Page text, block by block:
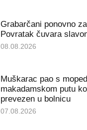
Grabarčani ponovno
Povratak čuvara
08.08.2026
Muškarac pao s
makadamskom putu
prevezen u bolnicu
07.08.2026